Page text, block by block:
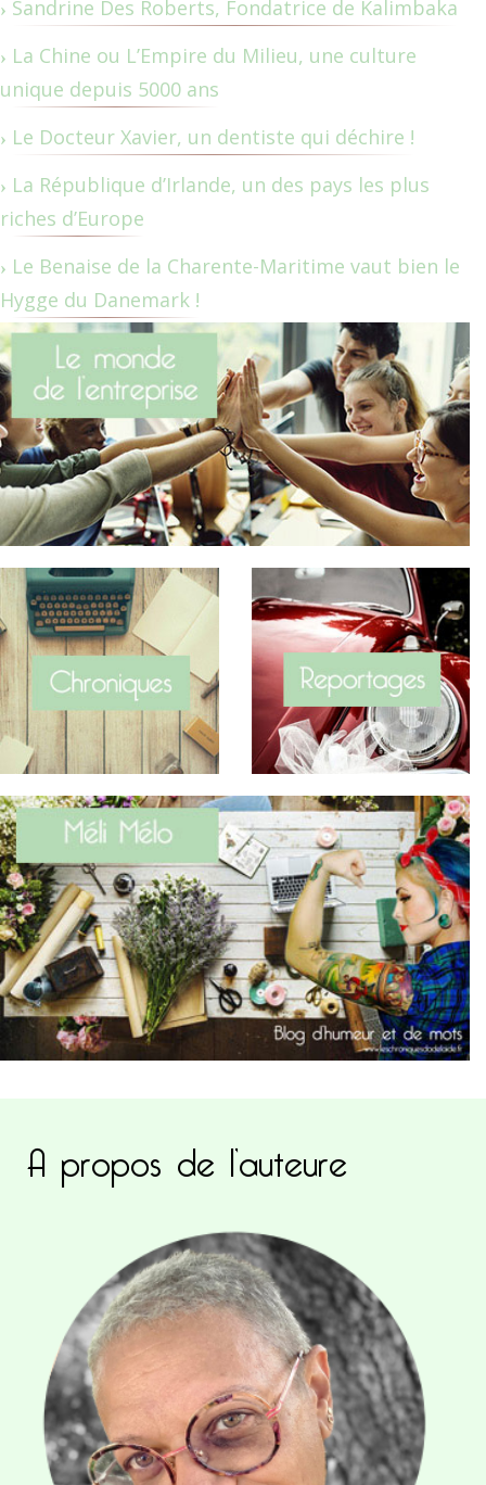
Sandrine Des Roberts, Fondatrice de Kalimbaka
La Chine ou L’Empire du Milieu, une culture
unique depuis 5000 ans
Le Docteur Xavier, un dentiste qui déchire !
La République d’Irlande, un des pays les plus
riches d’Europe
Le Benaise de la Charente-Maritime vaut bien le
Hygge du Danemark !
A propos de l’auteure